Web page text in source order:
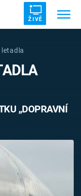
ŽIVĚ
VÁLKA
„DOPRAVNÍ